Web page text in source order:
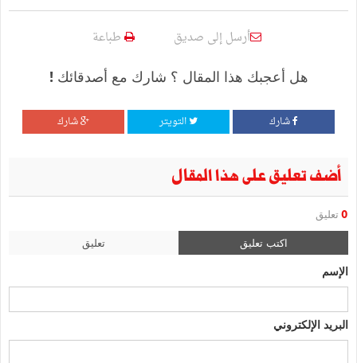
أرسل إلى صديق طباعة
هل أعجبك هذا المقال ؟ شارك مع أصدقائك !
شارك التويتر شارك
أضف تعليق على هذا المقال
0 تعليق
اكتب تعليق تعليق
الإسم
البريد الإلكتروني